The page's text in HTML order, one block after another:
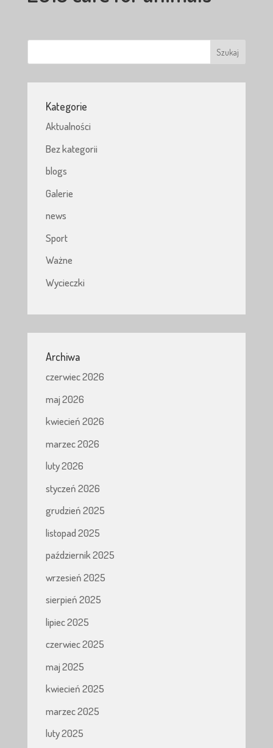
Kategorie
Aktualności
Bez kategorii
blogs
Galerie
news
Sport
Ważne
Wycieczki
Archiwa
czerwiec 2026
maj 2026
kwiecień 2026
marzec 2026
luty 2026
styczeń 2026
grudzień 2025
listopad 2025
październik 2025
wrzesień 2025
sierpień 2025
lipiec 2025
czerwiec 2025
maj 2025
kwiecień 2025
marzec 2025
luty 2025